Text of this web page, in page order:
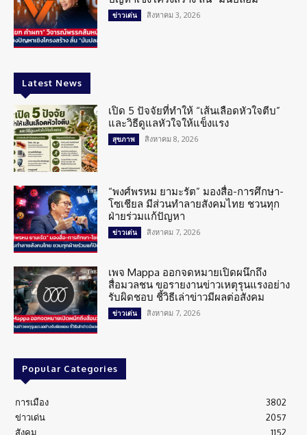
ข่าวเด่น สิงหาคม 3, 2026
Latest News
เปิด 5 ปัจจัยที่ทำให้ “เส้นเลือดหัวใจตีบ”
และวิธีดูแลหัวใจให้แข็งแรง
สุขภาพ สิงหาคม 8, 2026
“พงศ์พรหม ยามะรัต” มองสื่อ-การศึกษา-
โซเชียล มีส่วนทำลายสังคมไทย ชวนทุก
ฝ่ายร่วมแก้ปัญหา
ข่าวเด่น สิงหาคม 7, 2026
เพจ Mappa ออกจดหมายเปิดผนึกถึง
สื่อมวลชน ขอรายงานข่าวเหตุรุนแรงอย่าง
รับผิดชอบ ชี้วิธีเล่าข่าวมีผลต่อสังคม
ข่าวเด่น สิงหาคม 7, 2026
Popular Categories
การเมือง
3802
ข่าวเด่น
2057
สังคม
1152